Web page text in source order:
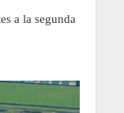
a la segunda